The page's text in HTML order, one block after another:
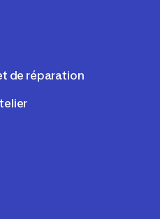
de réparation